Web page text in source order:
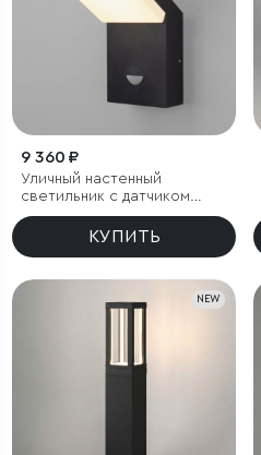
9 360 ₽
Уличный настенный
светильник с датчиком
движения Sensor 3000K
КУПИТЬ
NEW